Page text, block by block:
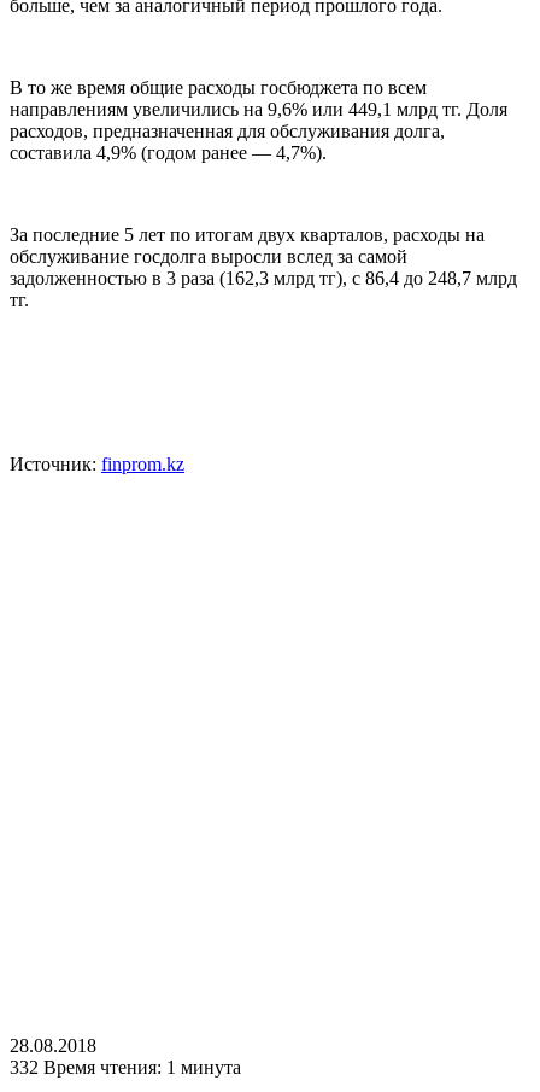
больше, чем за аналогичный период прошлого года.
В то же время общие расходы госбюджета по всем
направлениям увеличились на 9,6% или 449,1 млрд тг. Доля
расходов, предназначенная для обслуживания долга,
составила 4,9% (годом ранее — 4,7%).
За последние 5 лет по итогам двух кварталов, расходы на
обслуживание госдолга выросли вслед за самой
задолженностью в 3 раза (162,3 млрд тг), c 86,4 до 248,7 млрд
тг.
Источник: finprom.kz
28.08.2018
332 Время чтения: 1 минута